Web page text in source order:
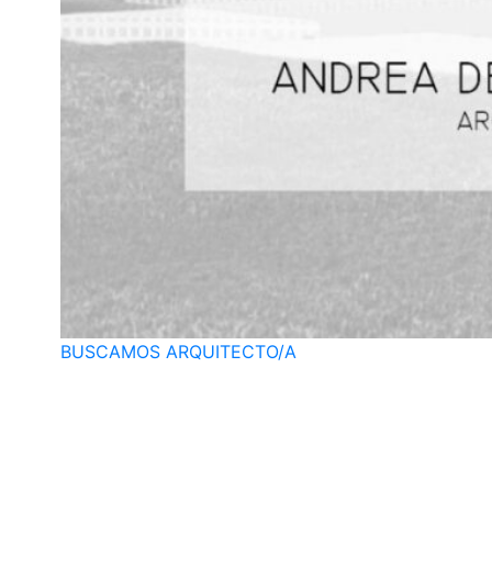
BUSCAMOS ARQUITECTO/A